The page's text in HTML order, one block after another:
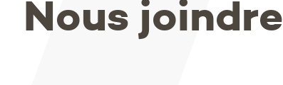
Nous joindre